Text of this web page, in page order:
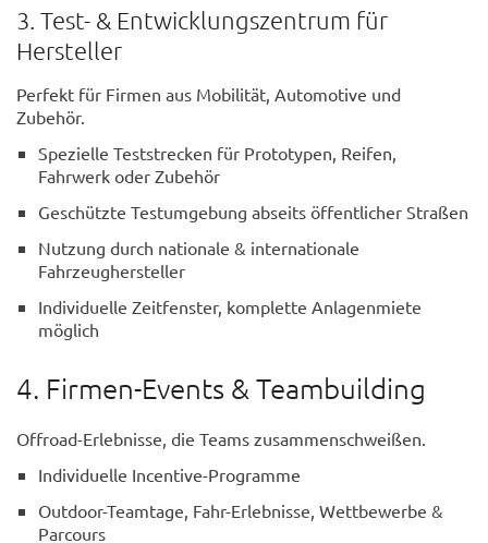
3. Test- & Entwicklungszentrum für
Hersteller
Perfekt für Firmen aus Mobilität, Automotive und
Zubehör.
Spezielle Teststrecken für Prototypen, Reifen,
Fahrwerk oder Zubehör
Geschützte Testumgebung abseits öffentlicher Straßen
Nutzung durch nationale & internationale
Fahrzeughersteller
Individuelle Zeitfenster, komplette Anlagenmiete
möglich
4. Firmen-Events & Teambuilding
Offroad-Erlebnisse, die Teams zusammenschweißen.
Individuelle Incentive-Programme
Outdoor-Teamtage, Fahr-Erlebnisse, Wettbewerbe &
Parcours